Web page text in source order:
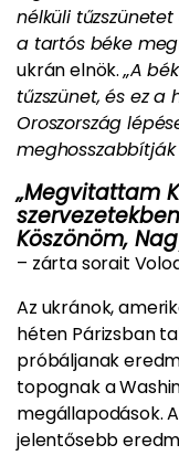
nélküli
a tartós béke
ukrán elnök.„A
tűzszünet, és ez
Oroszország
„Megvitattam
Köszönöm,
– zárta sorait
Az ukránok,
héten Párizsban
próbáljanak
topognak a
megállapodások.
jelentősebb